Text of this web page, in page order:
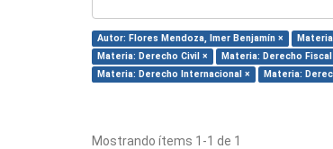
Autor: Flores Mendoza, Imer Benjamín ×
Materia: Derecho Civil ×
Materia: Derecho Fiscal
Materia: Derecho Internacional ×
Materia:
Mostrando ítems 1-1 de 1